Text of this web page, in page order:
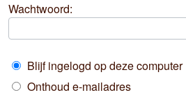
Wachtwoord:
Blijf ingelogd op deze computer
Onthoud e-mailadres